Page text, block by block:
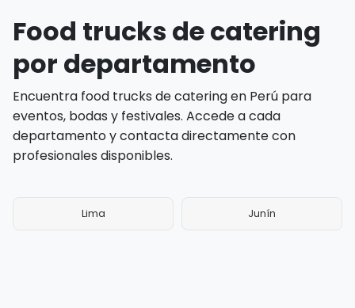
Food trucks de catering
por departamento
Encuentra food trucks de catering en Perú para
eventos, bodas y festivales. Accede a cada
departamento y contacta directamente con
profesionales disponibles.
Lima Junín